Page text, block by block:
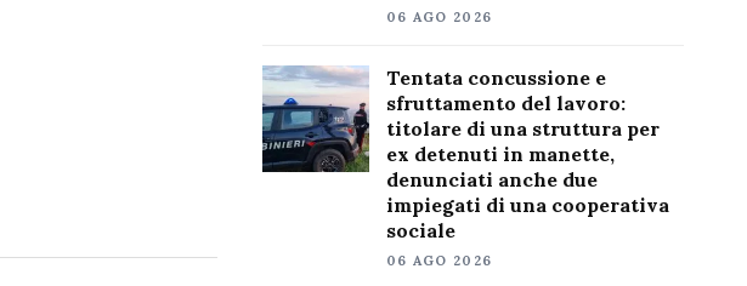
06 AGO 2026
Tentata concussione e
sfruttamento del lavoro:
titolare di una struttura per
ex detenuti in manette,
denunciati anche due
impiegati di una cooperativa
sociale
06 AGO 2026